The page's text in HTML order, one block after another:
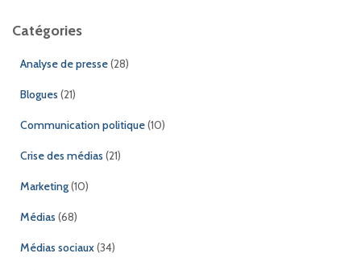
Catégories
Analyse de presse(28)
Blogues (21)
Communication politique(10)
Crise des médias (21)
Marketing(10)
Médias (68)
Médias sociaux(34)